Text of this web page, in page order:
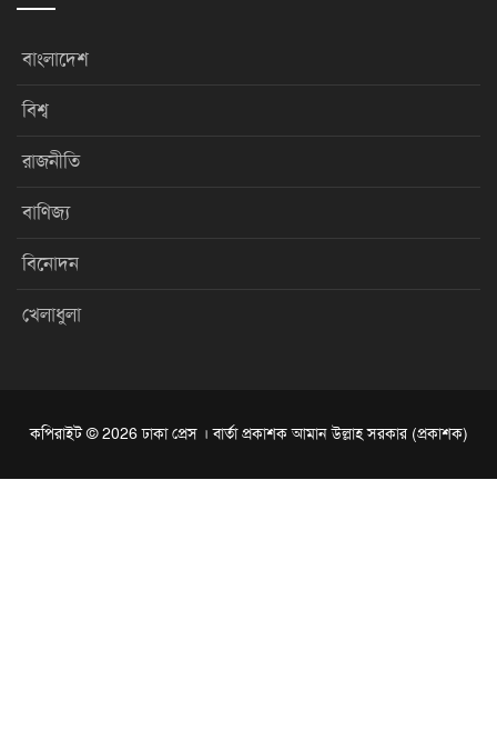
বাংলাদেশ
বিশ্ব
রাজনীতি
বাণিজ্য
বিনোদন
খেলাধুলা
কপিরাইট © 2026 ঢাকা প্রেস । বার্তা প্রকাশক আমান উল্লাহ সরকার (প্রকাশক)